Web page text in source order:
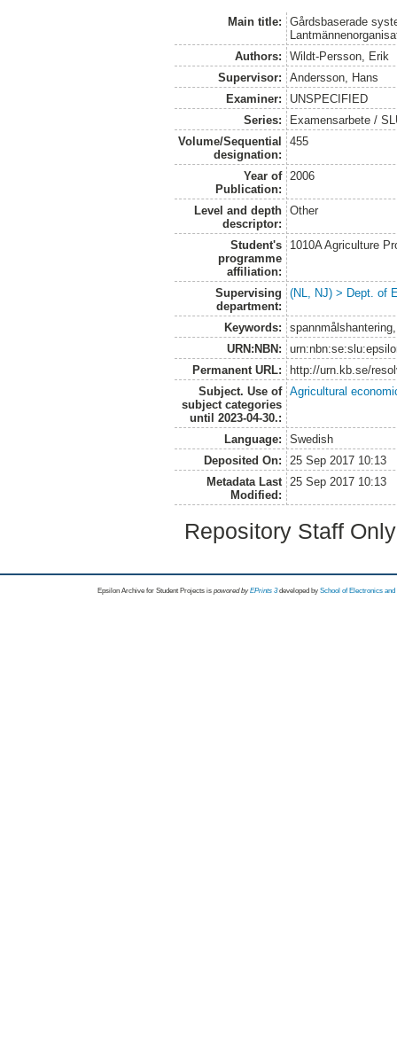
Main title:
Gårdsbaserade
Authors:
Wildt-Persson, Erik
Supervisor:
Andersson, Hans
Examiner:
UNSPECIFIED
Series:
Examensarbete /
Volume/Sequential
designation:
455
Year of
Publication:
2006
Level and depth
descriptor:
Other
Student's
programme
affiliation:
1010A Agriculture
Supervising
department:
(NL, NJ) > Dept. of
Keywords:
URN:NBN:
Permanent URL:
http://urn.kb.se/
Subject. Use of
subject categories
until 2023-04-30.:
Agricultural
Language:
Swedish
Deposited On:
25 Sep 2017 10:13
Metadata Last
Modified:
25 Sep 2017 10:13
Repository Staff
Epsilon Archive for Student Projects is powored byEPrints 3 developed by School of Electronics